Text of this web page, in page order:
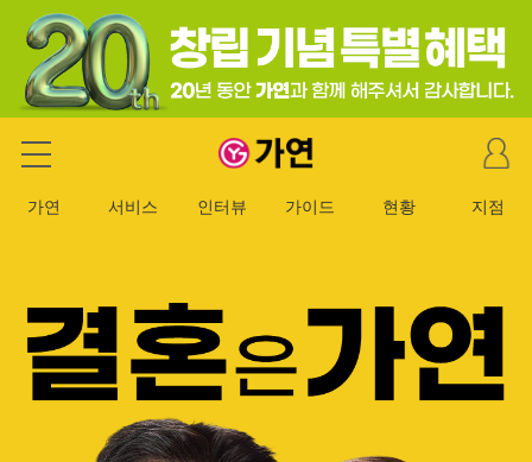
가연 결혼정보회사
마
이
이
가연 서비스 인터뷰 가이드 현황 지점